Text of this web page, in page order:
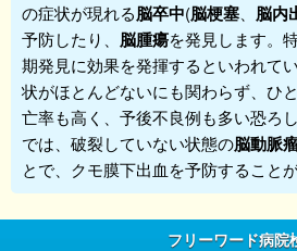
の症状が現れる脳卒中(脳梗塞 脳内
予防したり、 脳腫瘍を発見します。
期発見に効果を発揮するといわれて
状がほとんどないにも関わらず、ひ
亡率も高く、予後不良例も多い恐ろ
では、破裂していない状態の脳動脈
とで、クモ膜下出血を予防することが
フリーワード病院